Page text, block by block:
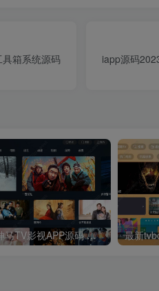
箱系统源码
iapp源码
最新UI神马TV影视APP源码 乐檬影视苹果CMS后台 包含前后端源码